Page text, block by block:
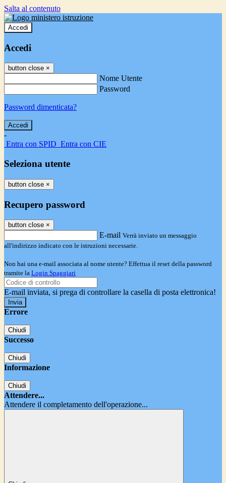
Salta al contenuto
Accedi
Accedi
button close ×
Nome Utente
Password
Password dimenticata?
-
Entra con SPID Entra con CIE
Seleziona utente
button close ×
Recupero password
button close ×
E-mail Verrà inviato un messaggio
all'indirizzo indicato con le istruzioni necessarie.
Non hai una e-mail associata al nome utente? Effettua il reset della password
tramite la Login Spaggiari
E-mail inviata, si prega di controllare la casella di posta elettronica!
Errore
Chiudi
Successo
Chiudi
Informazione
Chiudi
Attendere...
Attendere il completamento dell'operazione...